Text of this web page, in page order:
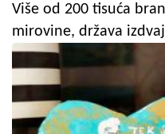
Više od 200 tisuća
mirovine, država